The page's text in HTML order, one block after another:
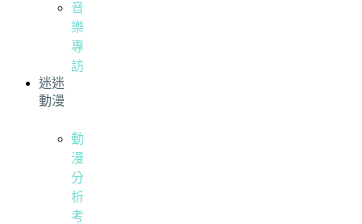
音
樂
專
訪
迷迷
動漫
動
漫
分
析
考